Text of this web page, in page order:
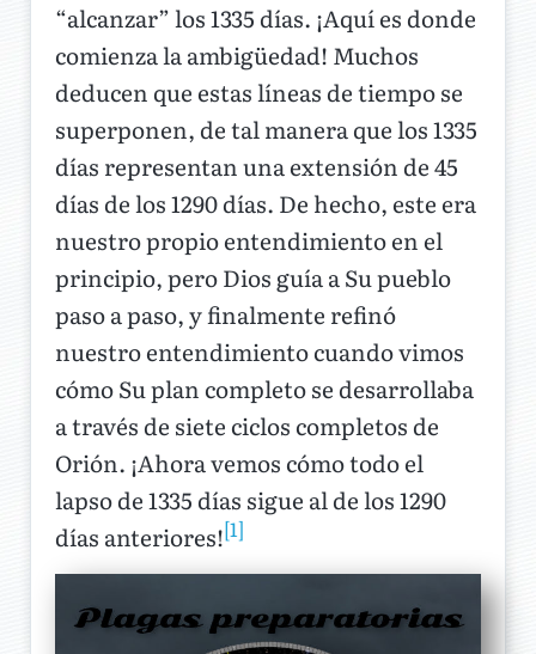
“alcanzar” los 1335 días. ¡Aquí es donde
comienza la ambigüedad! Muchos
deducen que estas líneas de tiempo se
superponen, de tal manera que los 1335
días representan una extensión de 45
días de los 1290 días. De hecho, este era
nuestro propio entendimiento en el
principio, pero Dios guía a Su pueblo
paso a paso, y finalmente refinó
nuestro entendimiento cuando vimos
cómo Su plan completo se desarrollaba
a través de siete ciclos completos de
Orión. ¡Ahora vemos cómo todo el
lapso de 1335 días sigue al de los 1290
días anteriores![1]